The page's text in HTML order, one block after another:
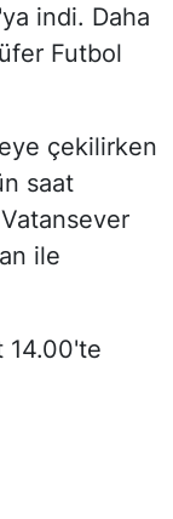
indi. Daha
Futbol
çekilirken
saat
ile
14.00'te